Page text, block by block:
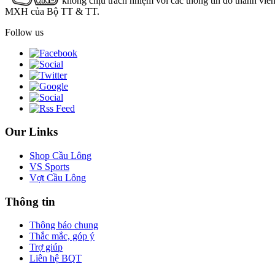
MXH của Bộ TT & TT.
Follow us
Our Links
Shop Cầu Lông
VS Sports
Vợt Cầu Lông
Thông tin
Thông báo chung
Thắc mắc, góp ý
Trợ giúp
Liên hệ BQT